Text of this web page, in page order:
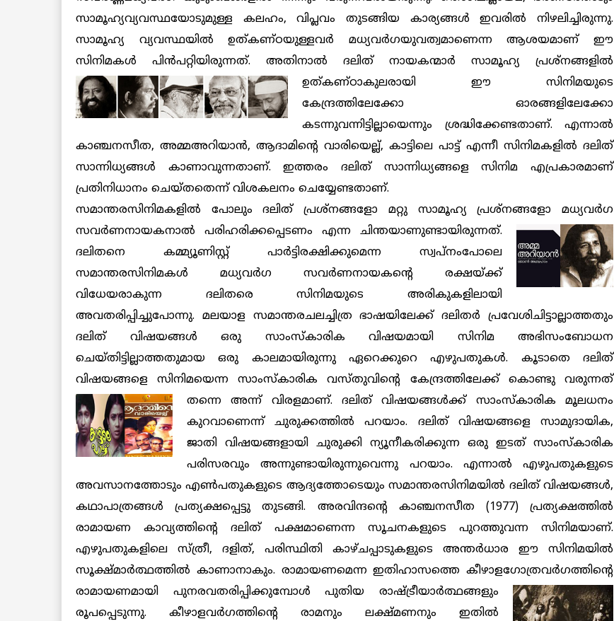
സാമൂഹ്യവ്യവസ്ഥയോടുമുള്ള കലഹം, വിപ്ലവം തുടങ്ങിയ കാര്യങ്ങള്‍ ഇവരില്‍ നിഴലിച്ചിരുന്നു.
സാമൂഹ്യ വ്യവസ്ഥയില്‍ ഉത്കണ്ഠയുള്ളവര്‍ മധ്യവര്‍ഗയുവത്വമാണെന്ന ആശയമാണ് ഈ
സിനിമകള്‍ പിന്‍പറ്റിയിരുന്നത്. അതിനാല്‍ ദലിത് നായകന്മാര്‍ സാമൂഹ്യ പ്രശ്‌നങ്ങളില്‍
ഉത്കണ്ഠാകുലരായി ഈ സിനിമയുടെ
കേന്ദ്രത്തിലേക്കോ ഓരങ്ങളിലേക്കോ
കടന്നുവന്നിട്ടില്ലായെന്നും ശ്രദ്ധിക്കേണ്ടതാണ്. എന്നാല്‍
കാഞ്ചനസീത, അമ്മഅറിയാന്‍, ആദാമിന്റെ വാരിയെല്ല്, കാട്ടിലെ പാട്ട് എന്നീ സിനിമകളില്‍ ദലിത്
സാന്നിധ്യങ്ങള്‍ കാണാവുന്നതാണ്. ഇത്തരം ദലിത് സാന്നിധ്യങ്ങളെ സിനിമ എപ്രകാരമാണ്
പ്രതിനിധാനം ചെയ്തതെന്ന് വിശകലനം ചെയ്യേണ്ടതാണ്.
സമാന്തരസിനിമകളില്‍ പോലും ദലിത് പ്രശ്‌നങ്ങളോ മറ്റു സാമൂഹ്യ പ്രശ്‌നങ്ങളോ മധ്യവര്‍ഗ
സവര്‍ണനായകനാല്‍ പരിഹരിക്കപ്പെടണം എന്ന ചിന്തയാണുണ്ടായിരുന്നത്.
ദലിതനെ കമ്മ്യൂണിസ്റ്റ് പാര്‍ട്ടിരക്ഷിക്കുമെന്ന സ്വപ്നംപോലെ
സമാന്തരസിനിമകള്‍ മധ്യവര്‍ഗ സവര്‍ണനായകന്റെ രക്ഷയ്ക്ക്
വിധേയരാകുന്ന ദലിതരെ സിനിമയുടെ അരികുകളിലായി
അവതരിപ്പിച്ചുപോന്നു. മലയാള സമാന്തരചലച്ചിത്ര ഭാഷയിലേക്ക് ദലിതര്‍ പ്രവേശിചിട്ടാല്ലാത്തതും
ദലിത് വിഷയങ്ങള്‍ ഒരു സാംസ്‌കാരിക വിഷയമായി സിനിമ അഭിസംബോധന
ചെയ്തിട്ടില്ലാത്തതുമായ ഒരു കാലമായിരുന്നു ഏറെക്കുറെ എഴുപതുകള്‍. കൂടാതെ ദലിത്
വിഷയങ്ങളെ സിനിമയെന്ന സാംസ്‌കാരിക വസ്തുവിന്റെ കേന്ദ്രത്തിലേക്ക് കൊണ്ടു വരുന്നത്
തന്നെ അന്ന് വിരളമാണ്. ദലിത് വിഷയങ്ങള്‍ക്ക് സാംസ്‌കാരിക മൂലധനം
കുറവാണെന്ന് ചുരുക്കത്തില്‍ പറയാം. ദലിത് വിഷയങ്ങളെ സാമുദായിക,
ജാതി വിഷയങ്ങളായി ചുരുക്കി ന്യൂനീകരിക്കുന്ന ഒരു ഇടത് സാംസ്‌കാരിക
പരിസരവും അന്നുണ്ടായിരുന്നുവെന്നു പറയാം. എന്നാല്‍ എഴുപതുകളുടെ
അവസാനത്തോടും എണ്‍പതുകളുടെ ആദ്യത്തോടെയും സമാന്തരസിനിമയില്‍ ദലിത് വിഷയങ്ങള്‍,
കഥാപാത്രങ്ങള്‍ പ്രത്യക്ഷപ്പെട്ടു തുടങ്ങി. അരവിന്ദന്റെ കാഞ്ചനസീത (1977) പ്രത്യക്ഷത്തില്‍
രാമായണ കാവ്യത്തിന്റെ ദലിത് പക്ഷമാണെന്ന സൂചനകളുടെ പുറത്തുവന്ന സിനിമയാണ്.
എഴുപതുകളിലെ സ്ത്രീ, ദളിത്, പരിസ്ഥിതി കാഴ്ചപ്പാടുകളുടെ അന്തര്‍ധാര ഈ സിനിമയില്‍
സൂക്ഷ്മാര്‍ത്ഥത്തില്‍ കാണാനാകും. രാമായണമെന്ന ഇതിഹാസത്തെ കീഴാളഗോത്രവര്‍ഗത്തിന്റെ
രാമായണമായി പുനരവതരിപ്പിക്കുമ്പോള്‍ പുതിയ രാഷ്ട്രീയാര്‍ത്ഥങ്ങളും
രൂപപ്പെടുന്നു. കീഴാളവര്‍ഗത്തിന്റെ രാമനും ലക്ഷ്മണനും ഇതില്‍